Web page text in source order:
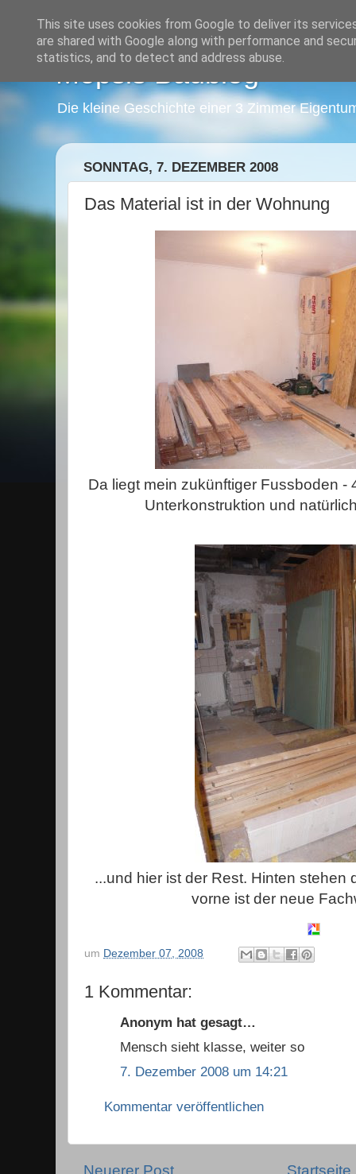
Mopsis Baublog
Die kleine Geschichte einer 3 Zimmer
SONNTAG, 7. DEZEMBER 2008
Das Material ist in der Wohnung
Da liegt mein zukünftiger Fussboden -
Unterkonstruktion und
...und hier ist der Rest. Hinten stehen
vorne ist der neue
um Dezember 07, 2008
1 Kommentar:
Anonym hat gesagt…
Mensch sieht klasse, weiter so
7. Dezember 2008 um 14:21
Kommentar veröffentlichen
Neuerer Post Startseite
This site uses cookies from Google to deliver its
are shared with Google along with performance and
statistics, and to detect and address abuse.